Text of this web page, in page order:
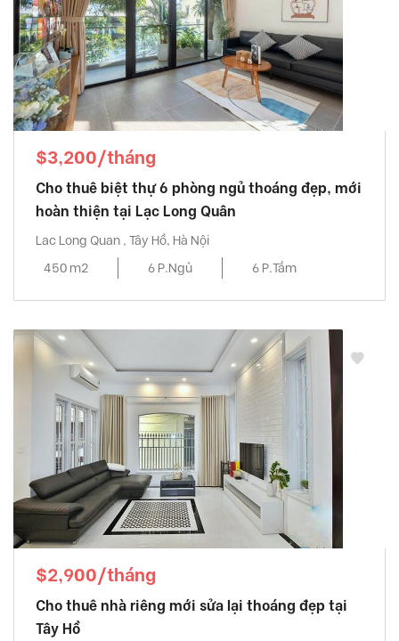
$3,200/tháng
Cho thuê biệt thự 6 phòng ngủ thoáng đẹp, mới
hoàn thiện tại Lạc Long Quân
Lac Long Quan , Tây Hồ, Hà Nội
450 m2
6 P.Ngủ 6 P.Tắm
$2,900/tháng
Cho thuê nhà riêng mới sửa lại thoáng đẹp tại
Tây Hồ